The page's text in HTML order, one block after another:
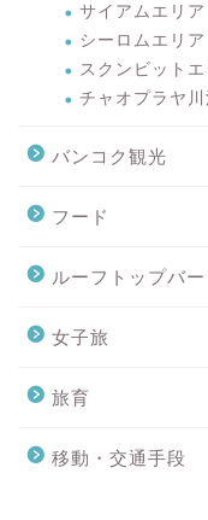
サイアムエリア
シーロムエリア
スクンビットエ
チャオプラヤ川
バンコク観光
フード
ルーフトップバー
女子旅
旅育
移動・交通手段